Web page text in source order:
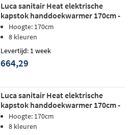
Luca sanitair Heat elektrische
kapstok handdoekwarmer 170cm -
tuscany
Hoogte: 170cm
8 kleuren
Levertijd: 1 week
664,29
Luca sanitair Heat elektrische
kapstok handdoekwarmer 170cm -
gunmetal pvd
Hoogte: 170cm
8 kleuren